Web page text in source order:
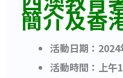
簡介及香
活動日期：
活動時間：上午